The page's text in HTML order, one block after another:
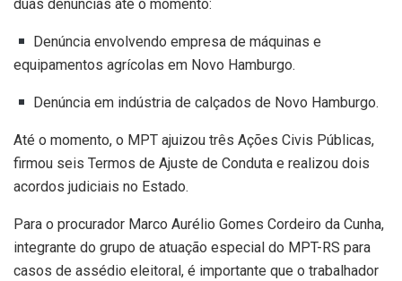
duas denúncias até o momento:
Denúncia envolvendo empresa de máquinas e
equipamentos agrícolas em Novo Hamburgo.
Denúncia em indústria de calçados de Novo Hamburgo.
Até o momento, o MPT ajuizou três Ações Civis Públicas,
firmou seis Termos de Ajuste de Conduta e realizou dois
acordos judiciais no Estado.
Para o procurador Marco Aurélio Gomes Cordeiro da Cunha,
integrante do grupo de atuação especial do MPT-RS para
casos de assédio eleitoral, é importante que o trabalhador